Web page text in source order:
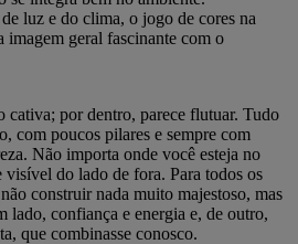
luz e do clima, o jogo de cores na
imagem geral fascinante com o
cativa; por dentro, parece flutuar. Tudo
com poucos pilares e sempre com
Não importa onde você esteja no
visível do lado de fora. Para todos os
construir nada muito majestoso, mas
lado, confiança e energia e, de outro,
que combinasse conosco.